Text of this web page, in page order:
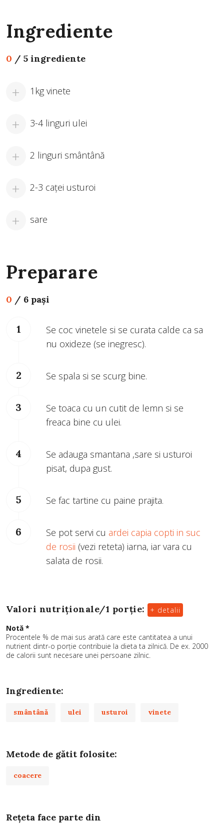
Ingrediente
0 / 5 ingrediente
1kg vinete
3-4 linguri ulei
2 linguri smântână
2-3 caţei usturoi
sare
Preparare
0 / 6 pași
Se coc vinetele si se curata calde ca sa
nu oxideze (se inegresc).
Se spala si se scurg bine.
Se toaca cu un cutit de lemn si se
freaca bine cu ulei.
Se adauga smantana ,sare si usturoi
pisat, dupa gust.
Se fac tartine cu paine prajita.
Se pot servi cu ardei capia copti in suc
de rosii (vezi reteta) iarna, iar vara cu
salata de rosii.
Valori nutriționale/1 porție:
+ detalii
Notă *
Procentele % de mai sus arată care este cantitatea a unui
nutrient dintr-o porție contribuie la dieta ta zilnică. De ex. 2000
de calorii sunt necesare unei persoane zilnic.
Ingrediente:
smântână ulei usturoi vinete
Metode de gătit folosite:
coacere
Rețeta face parte din